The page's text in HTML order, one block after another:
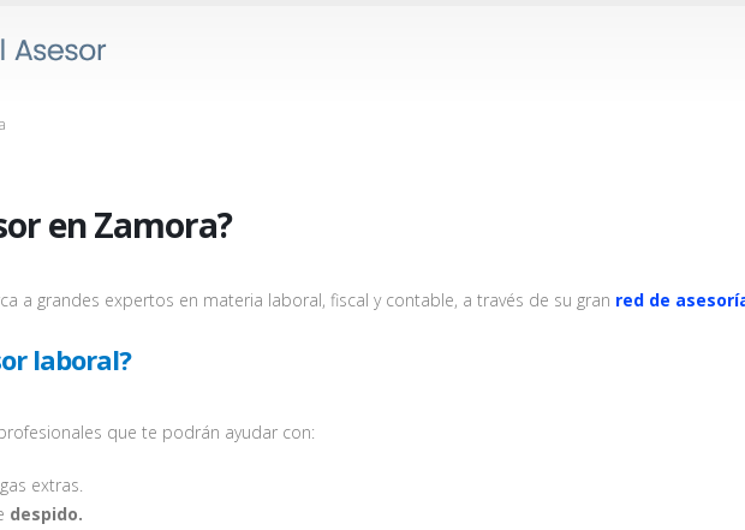
en Zamora?
a grandes expertos en materia laboral, fiscal y contable, a través de su gran red de
laboral?
que te podrán ayudar con:
extras.
despido.